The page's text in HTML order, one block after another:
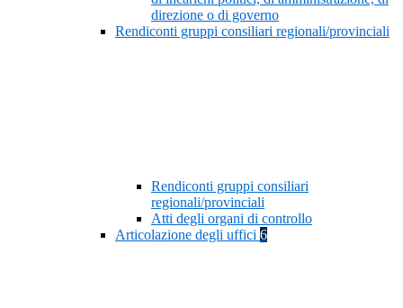
direzione o di governo
Rendiconti gruppi consiliari regionali/provinciali
Rendiconti gruppi consiliari
regionali/provinciali
Atti degli organi di controllo
Articolazione degli uffici 6